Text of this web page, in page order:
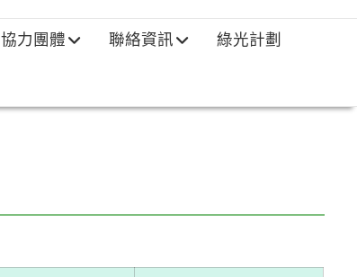
填)：
協力團體 聯絡資訊 綠光計劃